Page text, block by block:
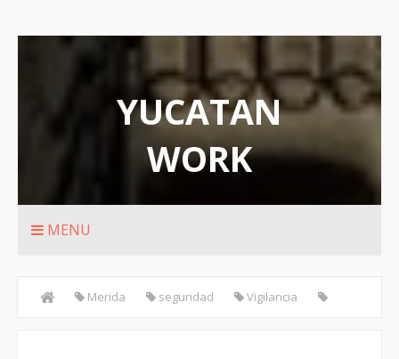
YUCATAN
WORK
Rutas de transporte urbanos de Merida
MENU
Merida seguridad Vigilancia